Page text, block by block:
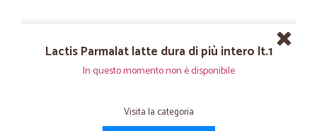
Lactis Parmalat latte dura di più intero lt.1
In questo momento non è disponibile
Visita la categoria